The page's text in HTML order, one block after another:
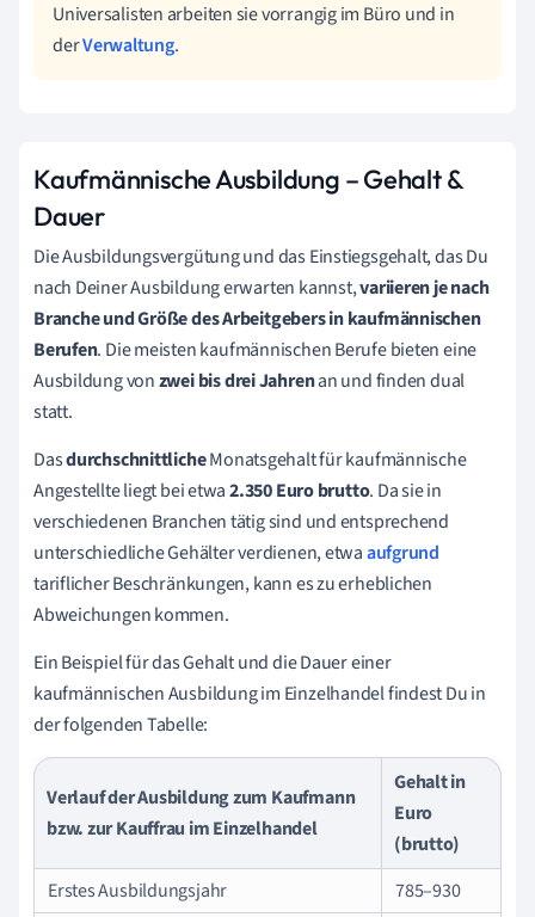
Universalisten arbeiten sie vorrangig im Büro und in
derVerwaltung.
Kaufmännische Ausbildung –Gehalt &
Dauer
Die Ausbildungsvergütung und das Einstiegsgehalt, das Du
nach Deiner Ausbildung erwarten kannst,variieren je nach
Branche und Größe des Arbeitgebers in kaufmännischen
Berufen. Die meisten kaufmännischen Berufe bieten eine
Ausbildung vonzwei bis drei Jahrenan und finden dual
statt.
DasdurchschnittlicheMonatsgehalt für kaufmännische
Angestellte liegt bei etwa2.350 Euro brutto. Da sie in
verschiedenen Branchen tätig sind und entsprechend
unterschiedliche Gehälter verdienen, etwaaufgrund
tariflicher Beschränkungen, kann es zu erheblichen
Abweichungen kommen.
Ein Beispiel für das Gehalt und die Dauer einer
kaufmännischen Ausbildung im Einzelhandel findest Du in
der folgenden Tabelle:
Verlauf der Ausbildung zum Kaufmann
bzw. zur Kauffrau im Einzelhandel
Gehalt in
Euro
(brutto)
Erstes Ausbildungsjahr
785–930